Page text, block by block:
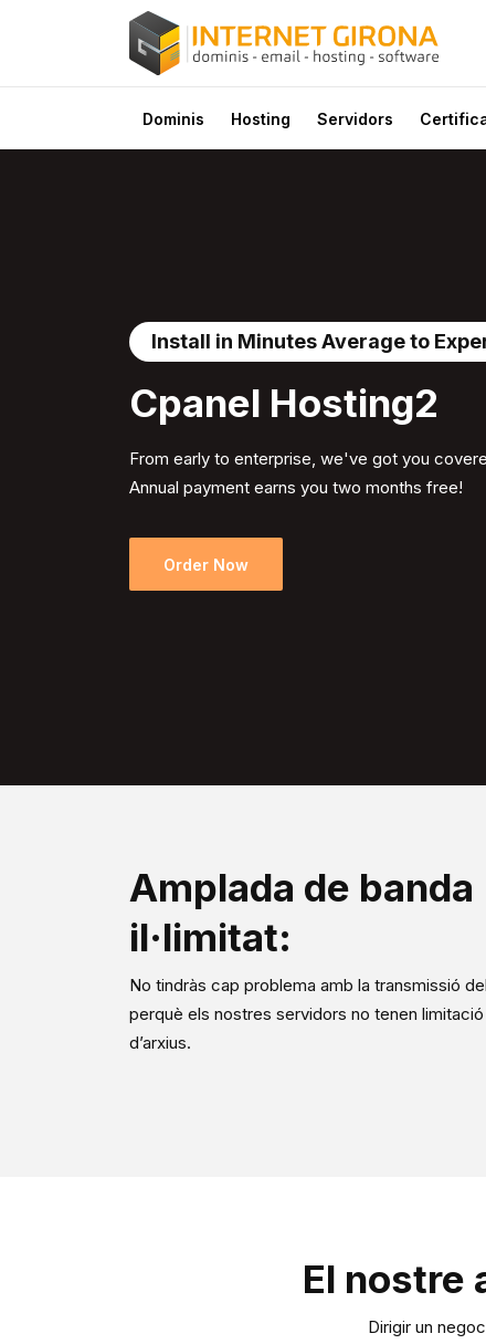
Dominis Hosting Servidors
Cpanel Hosting2
Install in Minutes Average to
From early to enterprise, we've got you
Annual payment earns you two months free!
Order Now
Amplada de banda
il·limitat:
No tindràs cap problema amb la transmissió
perquè els nostres servidors no tenen
d’arxius.
El nostre
Dirigir un